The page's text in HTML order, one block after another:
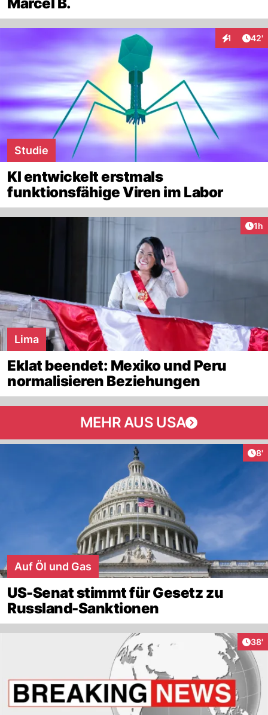
1 42'
Studie
KI entwickelt erstmals
funktionsfähige Viren im Labor
1h
Lima
Eklat beendet: Mexiko und Peru
normalisieren Beziehungen
MEHR AUS USA
8'
Auf Öl und Gas
US-Senat stimmt für Gesetz zu
Russland-Sanktionen
38'